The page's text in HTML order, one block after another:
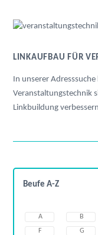
LINKAUFBAU FÜR
In unserer
Veranstaltungstechnik
Linkbuildung
Beufe A-Z
A B
F
G